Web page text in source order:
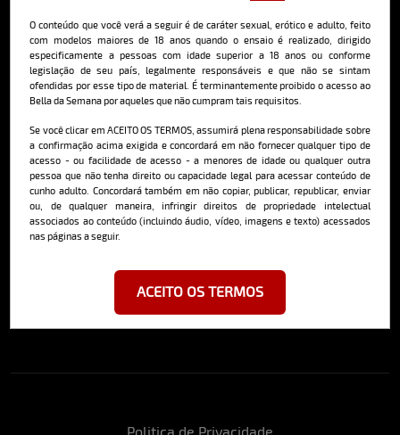
O conteúdo que você verá a seguir é de caráter sexual, erótico e adulto, feito
com modelos maiores de 18 anos quando o ensaio é realizado, dirigido
especificamente a pessoas com idade superior a 18 anos ou conforme
legislação de seu país, legalmente responsáveis e que não se sintam
ofendidas por esse tipo de material. É terminantemente proibido o acesso ao
Bella da Semana por aqueles que não cumpram tais requisitos.
Se você clicar em ACEITO OS TERMOS, assumirá plena responsabilidade sobre
a confirmação acima exigida e concordará em não fornecer qualquer tipo de
acesso - ou facilidade de acesso - a menores de idade ou qualquer outra
pessoa que não tenha direito ou capacidade legal para acessar conteúdo de
cunho adulto. Concordará também em não copiar, publicar, republicar, enviar
ou, de qualquer maneira, infringir direitos de propriedade intelectual
associados ao conteúdo (incluindo áudio, vídeo, imagens e texto) acessados
nas páginas a seguir.
ACEITO OS TERMOS
O Bella da Semana é a maior e mais longeva revista masculina digital
do Brasil, com ensaios fotográficos e vídeos exclusivos de alta
qualidade, além de conteúdo editorial sobre saúde, esportes, moda,
comportamento, relacionamentos, tecnologia e erotismo.
Saiba mais
Politica de Privacidade
Cadastre-se e receba a mais
deliciosa newsletter da internet
Ao se cadastrar, você concorda em receber emails da Bella da Semana
e aceita nossos termos de uso da web e política de privacidade e